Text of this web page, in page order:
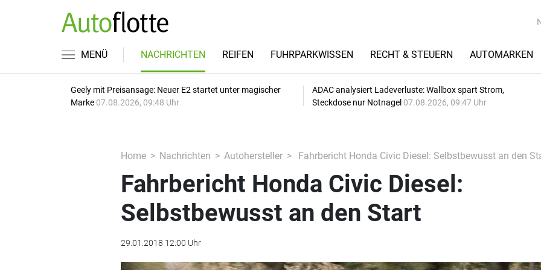
MENÜ NACHRICHTEN REIFEN FUHRPARKWISSEN RECHT & STEUERN AUTOMARKEN
Geely mit Preisansage: Neuer E2 startet unter magischer
Marke 07.08.2026, 09:48 Uhr
ADAC analysiert Ladeverluste: Wallbox spart Strom,
Steckdose nur Notnagel 07.08.2026, 09:47 Uhr
Home Nachrichten Autohersteller Fahrbericht Honda Civic Diesel: Selbstbewusst an den
Fahrbericht Honda Civic Diesel:
Selbstbewusst an den Start
29.01.2018 12:00 Uhr